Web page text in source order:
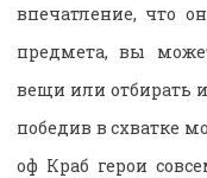
впечатление, что
предмета, вы
вещи или отбирать
победив в схватке
оф Краб герои